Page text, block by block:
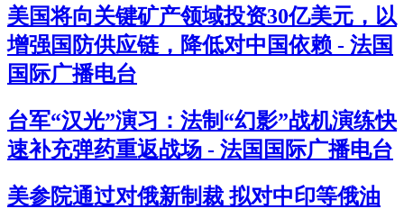
美国将向关键矿产领域投资30亿美元，以
增强国防供应链，降低对中国依赖 - 法国
国际广播电台
台军“汉光”演习：法制“幻影”战机演练快
速补充弹药重返战场 - 法国国际广播电台
美参院通过对俄新制裁 拟对中印等俄油